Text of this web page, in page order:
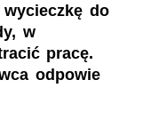
do
w
pracę.
odpowie